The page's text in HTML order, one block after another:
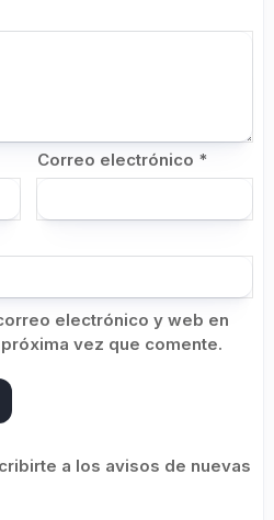
Correo electrónico *
electrónico y web en
vez que comente.
a los avisos de nuevas